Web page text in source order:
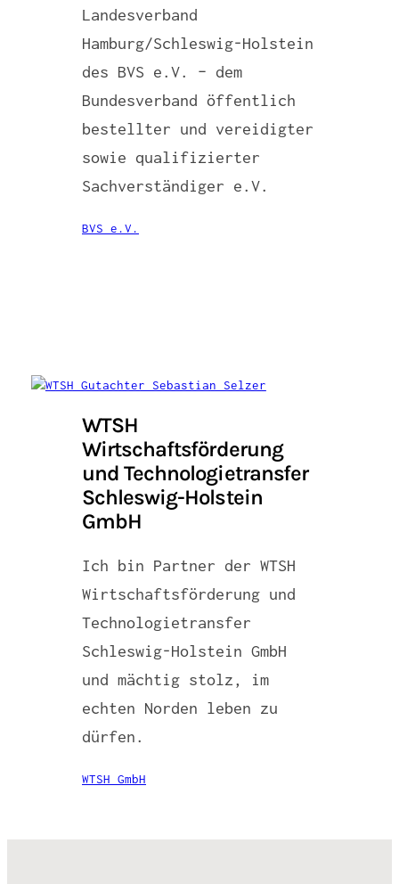
Landesverband
Hamburg/Schleswig-Holstein
des BVS e.V. – dem
Bundesverband öffentlich
bestellter und vereidigter
sowie qualifizierter
Sachverständiger e.V.
BVS e.V.
WTSH
Wirtschaftsförderung
und Technologietransfer
Schleswig-Holstein
GmbH
Ich bin Partner der WTSH
Wirtschaftsförderung und
Technologietransfer
Schleswig-Holstein GmbH
und mächtig stolz, im
echten Norden leben zu
dürfen.
WTSH GmbH